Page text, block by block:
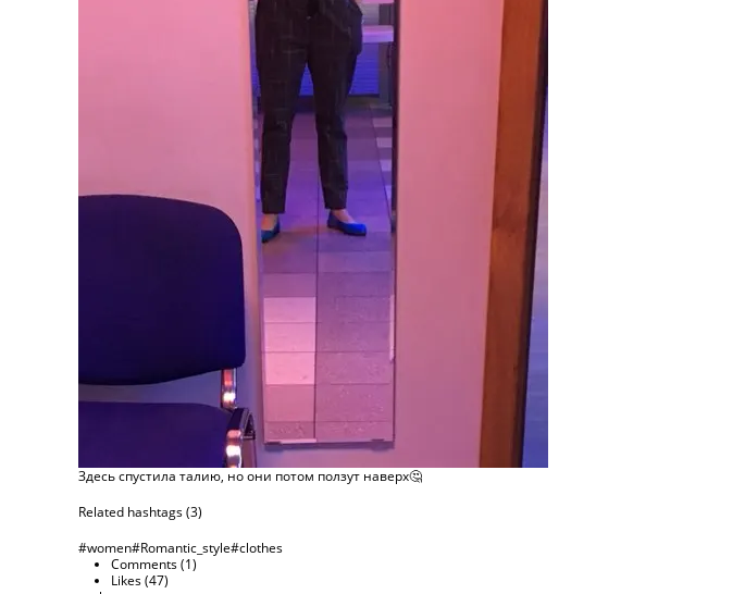
Здесь спустила талию, но они потом ползут наверх🤔
Related hashtags (3)
#women#Romantic_style#clothes
Comments (1)
Likes (47)